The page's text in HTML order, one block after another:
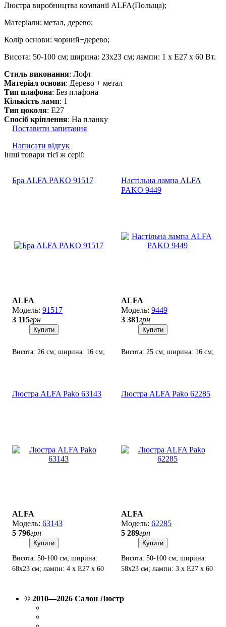
Люстра виробництва компанії ALFA(Польща);
Матеріали: метал, дерево;
Колір основи: чорний+дерево;
Висота: 50-100 см; ширина: 23х23 см; лампи: 1 х Е27 х 60 Вт.
Стиль виконання: Лофт
Матеріал основи: Дерево + метал
Тип плафона: Без плафона
Кількість ламп: 1
Тип цоколя: E27
Спосіб кріплення: На планку
Поставити запитання
Написати відгук
Інші товари тієї ж серії:
Бра ALFA PAKO 91517
ALFA
91517
3 115грн
Купити
Висота: 26 см; ширина: 16 см;
Настільна лампа ALFA
PAKO 9449
ALFA
9449
3 381грн
Купити
Висота: 25 см; ширина: 16 см;
Люстра ALFA Pako 63143
ALFA
63143
5 796грн
Купити
Висота: 50-100 см; ширина:
68х23 см; лампи: 4 х Е27 х 60
Люстра ALFA Pako 62285
ALFA
62285
5 289грн
Купити
Висота: 50-100 см; ширина:
58х23 см; лампи: 3 х Е27 х 60
© 2010—2026 Салон Люстр